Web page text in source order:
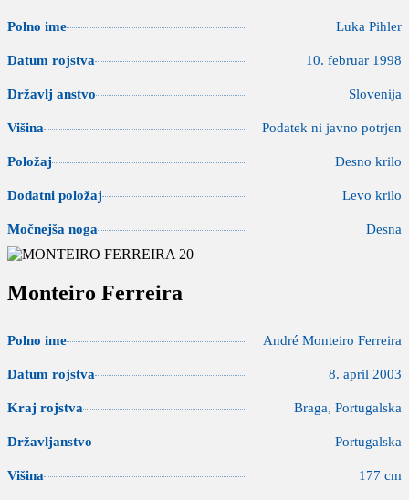
Polno ime Luka Pihler
Datum rojstva 10. februar 1998
Državlj anstvo Slovenija
Višina Podatek ni javno potrjen
Položaj Desno krilo
Dodatni položaj Levo krilo
Močnejša noga Desna
Monteiro Ferreira
Polno ime André Monteiro Ferreira
Datum rojstva 8. april 2003
Kraj rojstva Braga, Portugalska
Državljanstvo Portugalska
Višina 177 cm